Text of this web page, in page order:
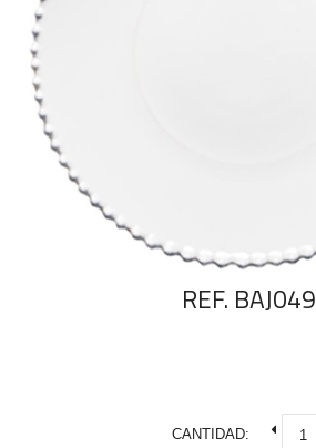
REF. BAJ049
CANTIDAD: